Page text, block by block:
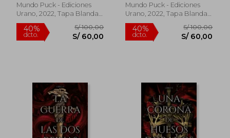
Mundo Puck - Ediciones
Urano, 2022, Tapa Blanda,
Nuevo
Mundo Puck - Ediciones
Urano, 2022, Tapa Blanda,
Nuevo